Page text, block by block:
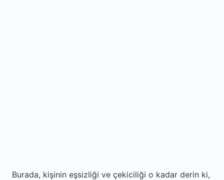
Burada, kişinin eşsizliği ve çekiciliği o kadar derin ki,